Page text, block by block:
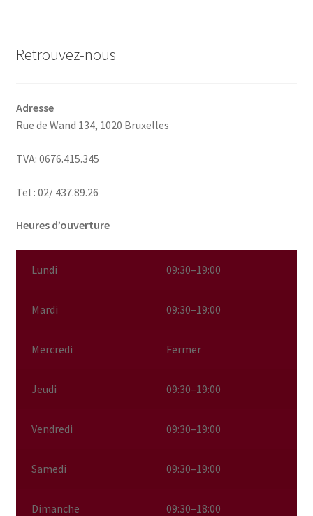
Retrouvez-nous
Adresse
Rue de Wand 134, 1020 Bruxelles
TVA: 0676.415.345
Tel : 02/ 437.89.26
Heures d’ouverture
Lundi 09:30–19:00
Mardi 09:30–19:00
Mercredi Fermer
Jeudi 09:30–19:00
Vendredi 09:30–19:00
Samedi 09:30–19:00
Dimanche 09:30–18:00